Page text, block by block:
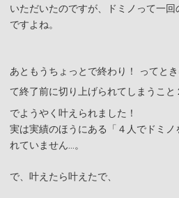
いただいたのですが、ドミノって一
ですよね。
あともうちょっとで終わり！ ってと
て終了前に切り上げられてしまうこと
でようやく叶えられました！
実は実績のほうにある「４人でドミ
れていません…。
で、叶えたら叶えたで、